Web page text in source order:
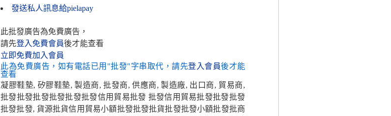
發送私人訊息給pielapay
此批發廣告為免費廣告，
請先登入免費會員後才能查看
立即免費加入會員
此為免費廣告，如有電話已用"批發"字串取代，請先登入會員後才能
查看
凝膠鞋墊, 矽膠鞋墊, 製造商, 批發商, 供應商, 製造廠, 出口商, 貿易商,
批發批發批發批發批發批發信用貿易批發 批發信用貿易批發批發批發
批發批發, 貨源批貨信用貿易小額批發批發批貨批發批發小額批發批商